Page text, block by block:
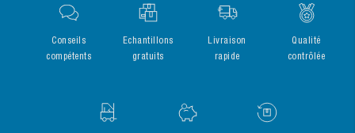
Conseils
compétents
Echantillons
gratuits
Livraison
rapide
Qualité
contrôlée